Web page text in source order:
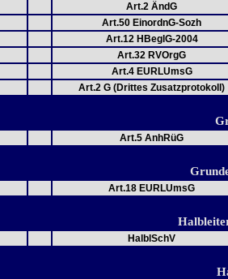
Art.2 ÄndG
Art.50 EinordnG-Sozh
Art.12 HBeglG-2004
Art.32 RVOrgG
Art.4 EURLUmsG
Art.2 G (Drittes Zusatzprotokoll)
Art.5 AnhRüG
Art.18 EURLUmsG
HalblSchV